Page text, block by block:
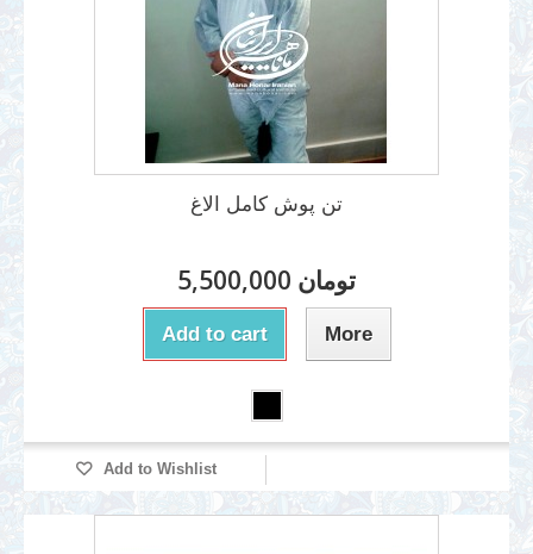
تن پوش کامل الاغ
5,500,000 تومان
Add to cart More
Add to Wishlist